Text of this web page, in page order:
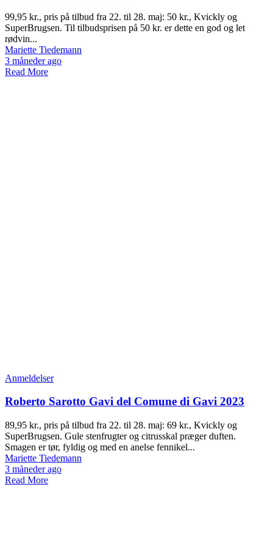
99,95 kr., pris på tilbud fra 22. til 28. maj: 50 kr., Kvickly og
SuperBrugsen. Til tilbudsprisen på 50 kr. er dette en god og let
rødvin...
Mariette Tiedemann
3 måneder ago
Read More
Anmeldelser
Roberto Sarotto Gavi del Comune di Gavi 2023
89,95 kr., pris på tilbud fra 22. til 28. maj: 69 kr., Kvickly og
SuperBrugsen. Gule stenfrugter og citrusskal præger duften.
Smagen er tør, fyldig og med en anelse fennikel...
Mariette Tiedemann
3 måneder ago
Read More